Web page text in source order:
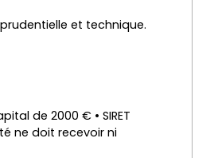
et technique.
de 2000 € • SIRET
ne doit recevoir ni